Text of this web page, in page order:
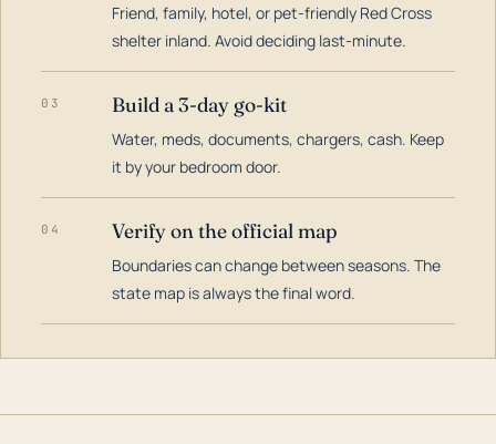
Friend, family, hotel, or pet-friendly Red Cross
shelter inland. Avoid deciding last-minute.
03 Build a 3-day go-kit
Water, meds, documents, chargers, cash. Keep
it by your bedroom door.
04 Verify on the official map
Boundaries can change between seasons. The
state map is always the final word.